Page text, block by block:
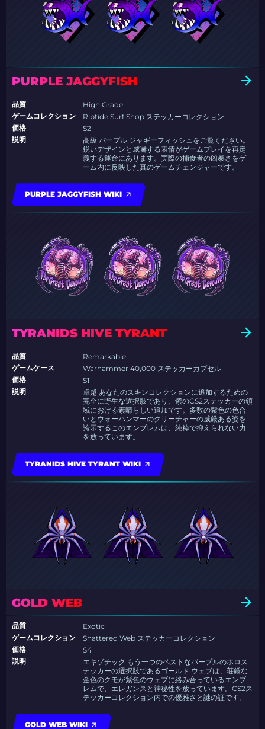
PURPLE JAGGYFISH
品質
High Grade
ゲームコレクション
Riptide Surf Shop ステッカーコレクション
価格
$2
説明
高級 パープル ジャギーフィッシュをご覧ください。
鋭いデザインと威嚇する表情がゲームプレイを再定
義する運命にあります。実際の捕食者の凶暴さをゲ
ーム内に反映した真のゲームチェンジャーです。
PURPLE JAGGYFISH WIKI
TYRANIDS HIVE TYRANT
品質
Remarkable
ゲームケース
Warhammer 40,000 ステッカーカプセル
価格
$1
説明
卓越 あなたのスキンコレクションに追加するための
完全に野生な選択肢であり、紫のCS2ステッカーの領
域における素晴らしい追加です。多数の紫色の色合
いとウォーハンマーのクリーチャーの威厳ある姿を
誇示するこのエンブレムは、純粋で抑えられない力
を放っています。
TYRANIDS HIVE TYRANT WIKI
GOLD WEB
品質
Exotic
ゲームコレクション
Shattered Web ステッカーコレクション
価格
$4
説明
エキゾチック もう一つのベストなパープルのホロス
テッカーの選択肢であるゴールド ウェブは、荘厳な
金色のクモが紫色のウェブに絡み合っているエンブ
レムで、エレガンスと神秘性を放っています。CS2ス
テッカーコレクション内での優雅さと謎の証です。
GOLD WEB WIKI